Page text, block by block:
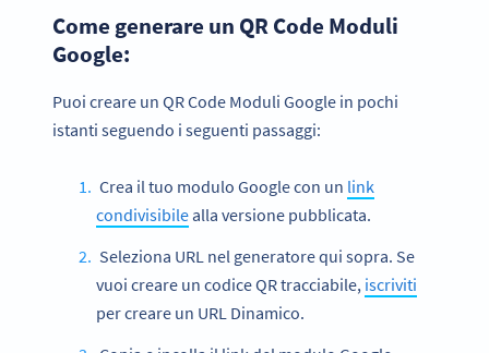
Come generare un QR Code Moduli
Google:
Puoi creare un QR Code Moduli Google in pochi
istanti seguendo i seguenti passaggi:
Crea il tuo modulo Google con un link
condivisibilealla versione pubblicata.
Seleziona URL nel generatore qui sopra. Se
vuoi creare un codice QR tracciabile, iscriviti
per creare un URL Dinamico.